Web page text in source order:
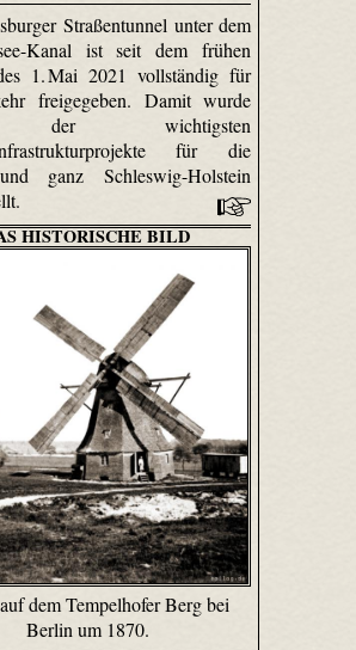
Straßentunnel unter dem
Kanal ist seit dem frühen
1. Mai 2021 vollständig für
freigegeben. Damit wurde
der wichtigsten
für die
ganz Schleswig-Holstein
HISTORISCHE BILD
dem Tempelhofer Berg bei
Berlin um 1870.